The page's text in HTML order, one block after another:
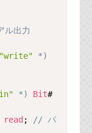
出力
*)
*) Bit#
read ;
// パ